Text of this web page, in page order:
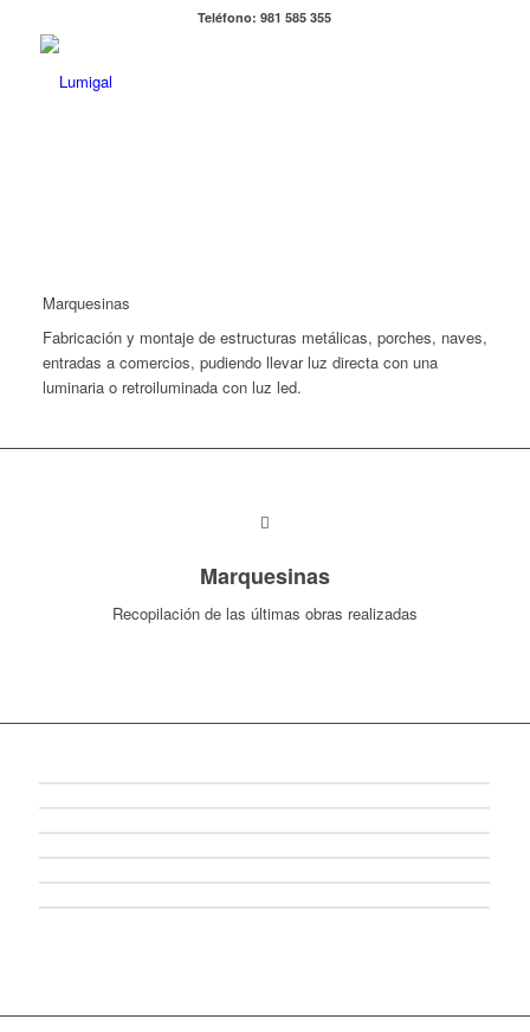
Teléfono: 981 585 355
Marquesinas
Fabricación y montaje de estructuras metálicas, porches, naves,
entradas a comercios, pudiendo llevar luz directa con una
luminaria o retroiluminada con luz led.
Marquesinas
Recopilación de las últimas obras realizadas